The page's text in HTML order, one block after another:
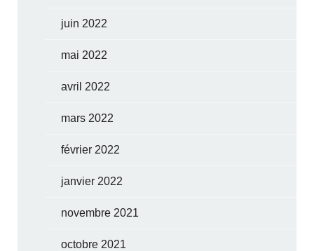
juin 2022
mai 2022
avril 2022
mars 2022
février 2022
janvier 2022
novembre 2021
octobre 2021